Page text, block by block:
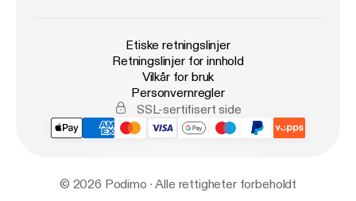
Etiske retningslinjer
Retningslinjer for innhold
Vilkår for bruk
Personvernregler
SSL-sertifisert side
© 2026 Podimo · Alle rettigheter forbeholdt